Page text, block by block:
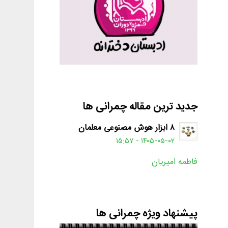
جدید ترین مقاله چمرانی ها
۸ ابزار هوش مصنوعی معلمان
۱۴۰۵-۰۵-۰۲ - ۱۵:۵۷
فاطمه امیریان
پیشنهاد ویژه چمرانی ها